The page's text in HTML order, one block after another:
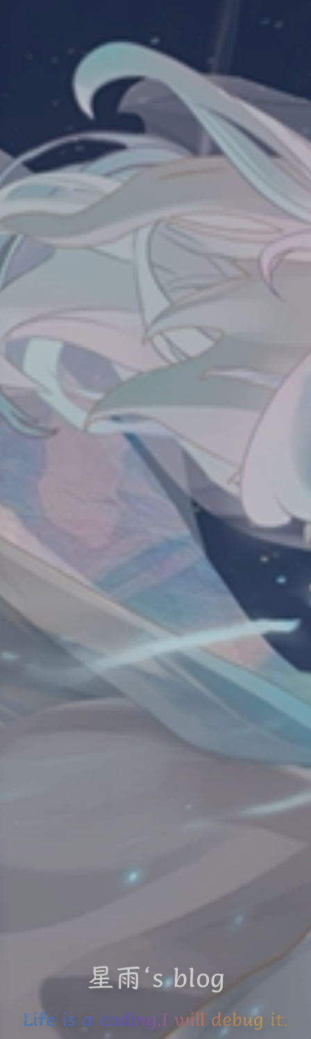
星雨‘s blog
Life is a coding,I will debug it.